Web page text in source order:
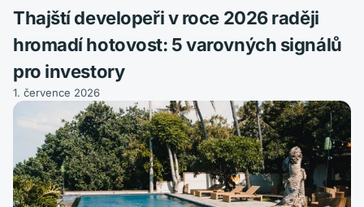
Thajští developeři v roce 2026 raději
hromadí hotovost: 5 varovných signálů
pro investory
1. července 2026